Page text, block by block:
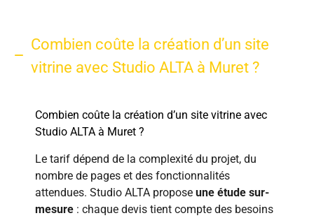
Combien coûte la création d’un site
vitrine avec Studio ALTA à Muret ?
Combien coûte la création d’un site vitrine avec
Studio ALTA à Muret ?
Le tarif dépend de la complexité du projet, du
nombre de pages et des fonctionnalités
attendues. Studio ALTA propose une étude sur-
mesure : chaque devis tient compte des besoins